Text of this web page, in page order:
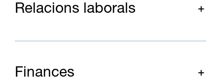
Relacions laborals
Finances